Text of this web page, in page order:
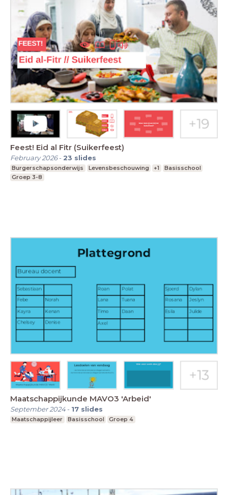
Feest! Eid al Fitr (Suikerfeest)
February 2026- 23 slides
Burgerschapsonderwijs Levensbeschouwing +1
Basisschool
Groep 3-8
Maatschappijkunde MAVO3 'Arbeid'
September 2024- 17 slides
Maatschappijleer Basisschool Groep 4